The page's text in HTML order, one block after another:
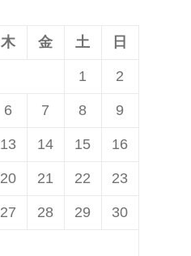
木 金 土 日
1 2
6 7 8 9
13 14 15 16
20 21 22 23
27 28 29 30